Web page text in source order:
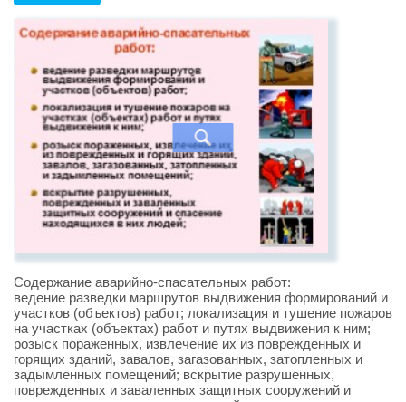
Содержание аварийно-спасательных работ:
ведение разведки маршрутов выдвижения формирований и
участков (объектов) работ; локализация и тушение пожаров
на участках (объектах) работ и путях выдвижения к ним;
розыск пораженных, извлечение их из поврежденных и
горящих зданий, завалов, загазованных, затопленных и
задымленных помещений; вскрытие разрушенных,
поврежденных и заваленных защитных сооружений и